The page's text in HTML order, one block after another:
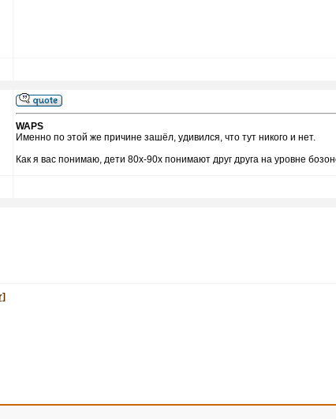
WAPS
Именно по этой же причине зашёл, удивился, что тут никого и нет.
Как я вас понимаю, дети 80х-90х понимают друг друга на уровне